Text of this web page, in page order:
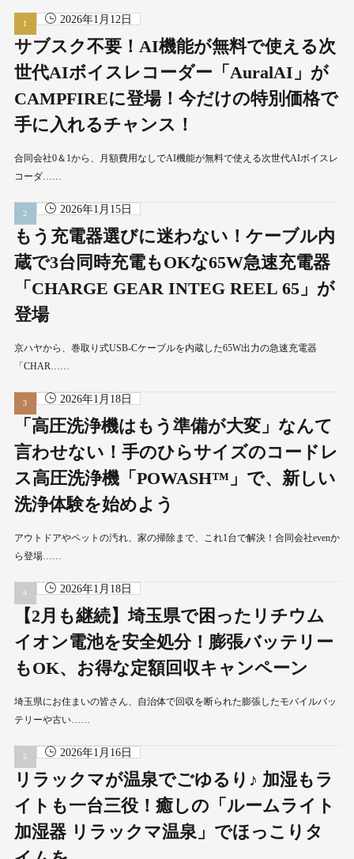
2026年1月12日
サブスク不要！AI機能が無料で使える次
世代AIボイスレコーダー「AuralAI」が
CAMPFIREに登場！今だけの特別価格で
手に入れるチャンス！
合同会社0＆1から、月額費用なしでAI機能が無料で使える次世代AIボイスレ
コーダ……
2026年1月15日
もう充電器選びに迷わない！ケーブル内
蔵で3台同時充電もOKな65W急速充電器
「CHARGE GEAR INTEG REEL 65」が
登場
京ハヤから、巻取り式USB-Cケーブルを内蔵した65W出力の急速充電器
「CHAR……
2026年1月18日
「高圧洗浄機はもう準備が大変」なんて
言わせない！手のひらサイズのコードレ
ス高圧洗浄機「POWASH™」で、新しい
洗浄体験を始めよう
アウトドアやペットの汚れ、家の掃除まで、これ1台で解決！合同会社evenか
ら登場……
2026年1月18日
【2月も継続】埼玉県で困ったリチウム
イオン電池を安全処分！膨張バッテリー
もOK、お得な定額回収キャンペーン
埼玉県にお住まいの皆さん、自治体で回収を断られた膨張したモバイルバッ
テリーや古い……
2026年1月16日
リラックマが温泉でごゆるり♪ 加湿もラ
イトも一台三役！癒しの「ルームライト
加湿器 リラックマ温泉」でほっこりタ